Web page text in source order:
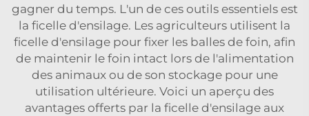
gagner du temps. L'un de ces outils essentiels est
la ficelle d'ensilage. Les agriculteurs utilisent la
ficelle d'ensilage pour fixer les balles de foin, afin
de maintenir le foin intact lors de l'alimentation
des animaux ou de son stockage pour une
utilisation ultérieure. Voici un aperçu des
avantages offerts par la ficelle d'ensilage aux